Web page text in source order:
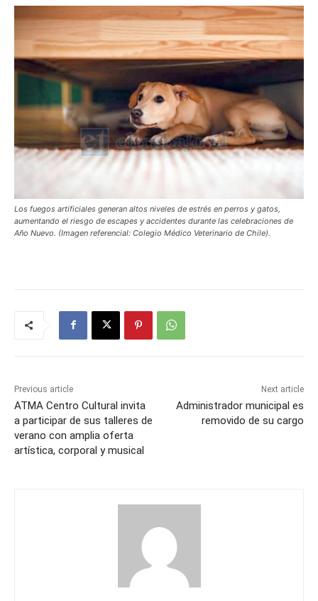
Los fuegos artificiales generan altos niveles de estrés en perros y gatos,
aumentando el riesgo de escapes y accidentes durante las celebraciones de
Año Nuevo. (Imagen referencial: Colegio Médico Veterinario de Chile).
Previous article
ATMA Centro Cultural invita
a participar de sus talleres de
verano con amplia oferta
artística, corporal y musical
Next article
Administrador municipal es
removido de su cargo